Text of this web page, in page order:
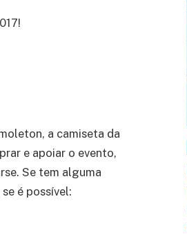
a camiseta da
e apoiar o evento,
Se tem alguma
é possível: